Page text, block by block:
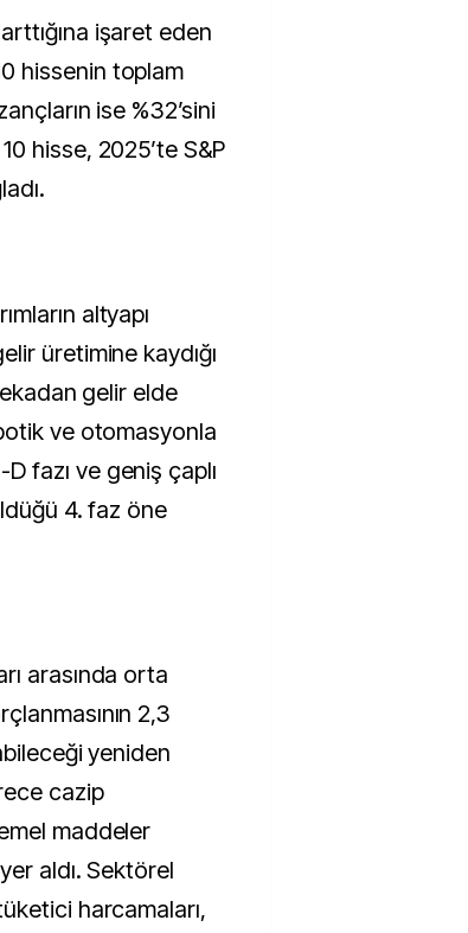
işaret eden
hissenin toplam
ise %32’sini
hisse, 2025’te S&P
altyapı
üretimine kaydığı
gelir elde
ve otomasyonla
fazı ve geniş çaplı
4. faz öne
arasında orta
2,3
yeniden
cazip
maddeler
aldı. Sektörel
harcamaları,